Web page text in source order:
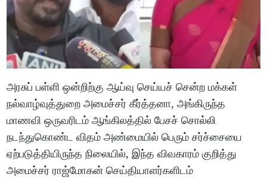
அரசுப் பள்ளி ஒன்றிற்கு ஆய்வு செய்யச் சென்ற மக்கள்
நல்வாழ்வுத்துறை அமைச்சர் கீர்த்தனா, அங்கிருந்த
மாணவி ஒருவரிடம் ஆங்கிலத்தில் பேசச் சொல்லி
நடந்துகொண்ட விதம் அண்மையில் பெரும் சர்ச்சையை
ஏற்படுத்தியிருந்த நிலையில், இந்த விவகாரம் குறித்து
அமைச்சர் ராஜ்மோகன் செய்தியாளர்களிடம்